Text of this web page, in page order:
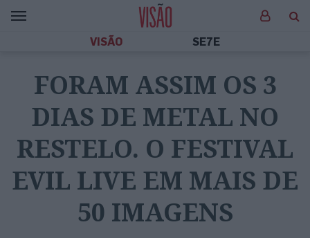
VISÃO SE7E
FORAM ASSIM OS 3
DIAS DE METAL NO
RESTELO. O FESTIVAL
EVIL LIVE EM MAIS DE
50 IMAGENS